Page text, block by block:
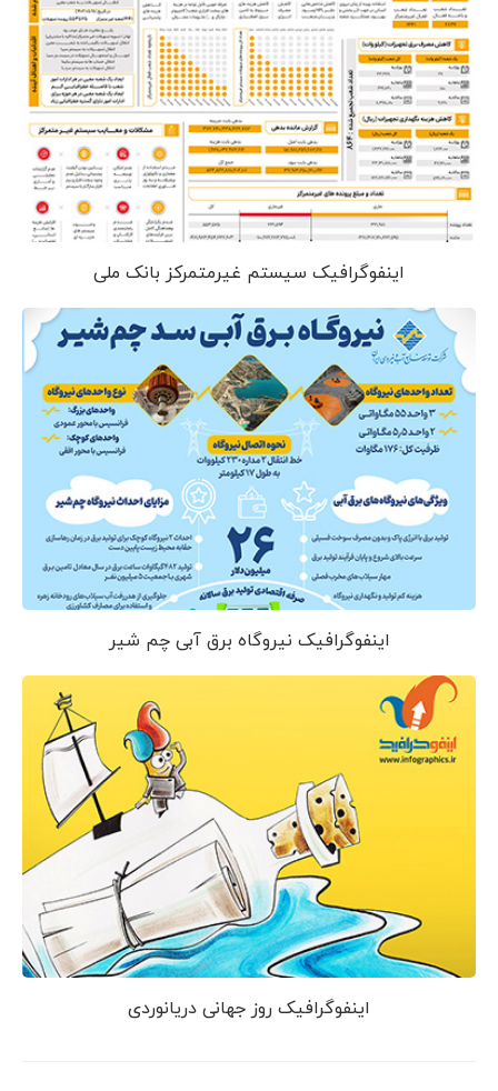
اینفوگرافیک سیستم غیرمتمرکز بانک ملی
اینفوگرافیک نیروگاه برق آبی چم شیر
اینفوگرافیک روز جهانی دریانوردی